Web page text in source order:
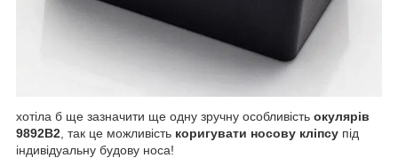
хотіла б ще зазначити ще одну зручну особливість окулярів
9892B2, так це можливість коригувати носову кліпсу під
індивідуальну будову носа!